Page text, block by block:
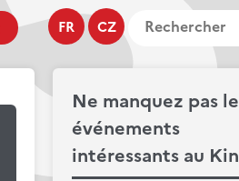
FR CZ
Ne manquez pas
événements
intéressants au